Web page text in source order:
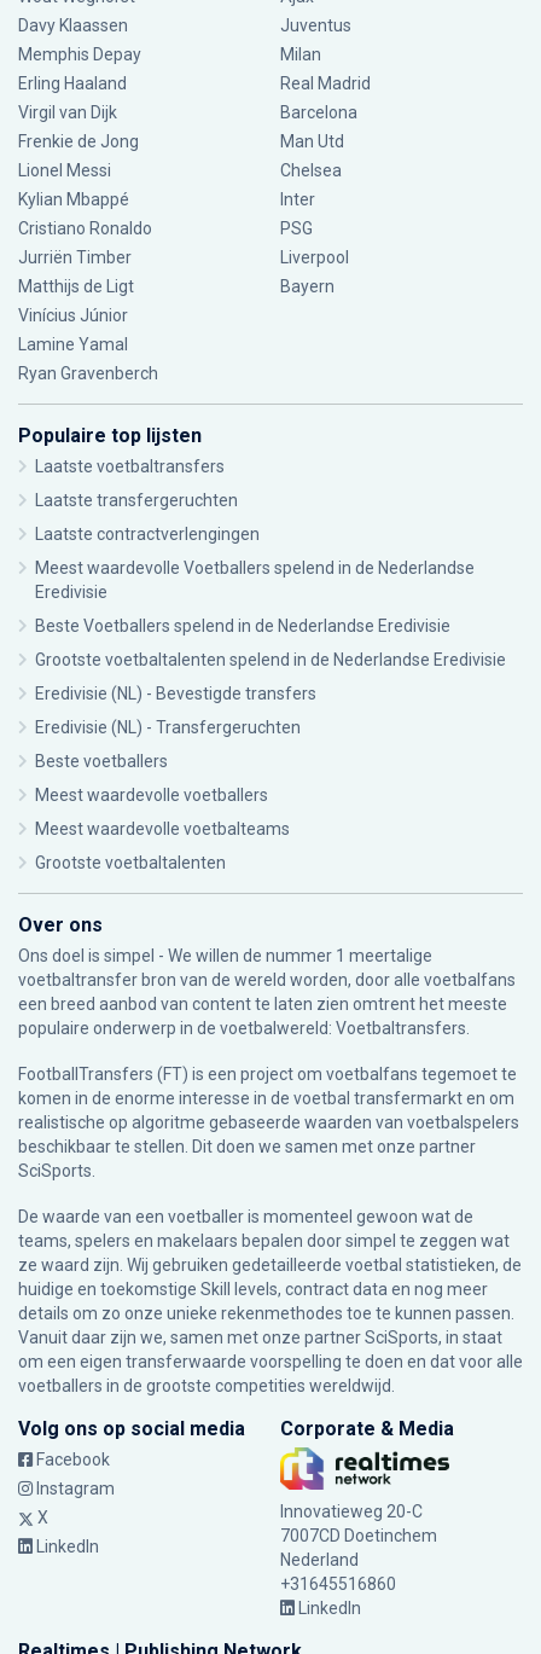
Davy Klaassen
Memphis Depay
Erling Haaland
Virgil van Dijk
Frenkie de Jong
Lionel Messi
Kylian Mbappé
Cristiano Ronaldo
Jurriën Timber
Matthijs de Ligt
Vinícius Júnior
Lamine Yamal
Ryan Gravenberch
Juventus
Milan
Real Madrid
Barcelona
Man Utd
Chelsea
Inter
PSG
Liverpool
Bayern
Populaire top lijsten
Laatste voetbaltransfers
Laatste transfergeruchten
Laatste contractverlengingen
Meest waardevolle Voetballers spelend in de Nederlandse
Eredivisie
Beste Voetballers spelend in de Nederlandse Eredivisie
Grootste voetbaltalenten spelend in de Nederlandse Eredivisie
Eredivisie (NL) - Bevestigde transfers
Eredivisie (NL) - Transfergeruchten
Beste voetballers
Meest waardevolle voetballers
Meest waardevolle voetbalteams
Grootste voetbaltalenten
Over ons
Ons doel is simpel - We willen de nummer 1 meertalige
voetbaltransfer bron van de wereld worden, door alle voetbalfans
een breed aanbod van content te laten zien omtrent het meeste
populaire onderwerp in de voetbalwereld: Voetbaltransfers.
FootballTransfers (FT) is een project om voetbalfans tegemoet te
komen in de enorme interesse in de voetbal transfermarkt en om
realistische op algoritme gebaseerde waarden van voetbalspelers
beschikbaar te stellen. Dit doen we samen met onze partner
SciSports
De waarde van een voetballer is momenteel gewoon wat de
teams, spelers en makelaars bepalen door simpel te zeggen wat
ze waard zijn. Wij gebruiken gedetailleerde voetbal statistieken, de
huidige en toekomstige Skill levels, contract data en nog meer
details om zo onze unieke rekenmethodes toe te kunnen passen.
Vanuit daar zijn we, samen met onze partner SciSports, in staat
om een eigen transferwaarde voorspelling te doen en dat voor alle
voetballers in de grootste competities wereldwijd.
Volg ons op social media
Facebook
Instagram
X
LinkedIn
Corporate & Media
Innovatieweg 20-C
7007CD Doetinchem
Nederland
+31645516860
LinkedIn